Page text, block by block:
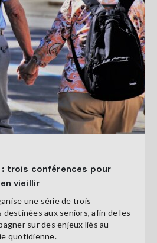
trois conférences pour
vieillir
une série de trois
aux seniors, afin de les
sur des enjeux liés au
quotidienne.